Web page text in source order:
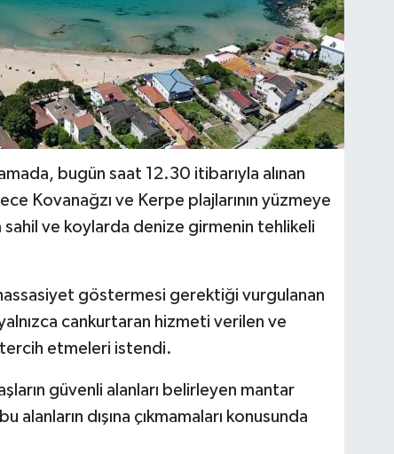
bugün saat 12.30 itibarıyla alınan
Kovanağzı ve Kerpe plajlarının yüzmeye
ve koylarda denize girmenin tehlikeli
göstermesi gerektiği vurgulanan
cankurtaran hizmeti verilen ve
tercih etmeleri istendi.
güvenli alanları belirleyen mantar
alanların dışına çıkmamaları konusunda